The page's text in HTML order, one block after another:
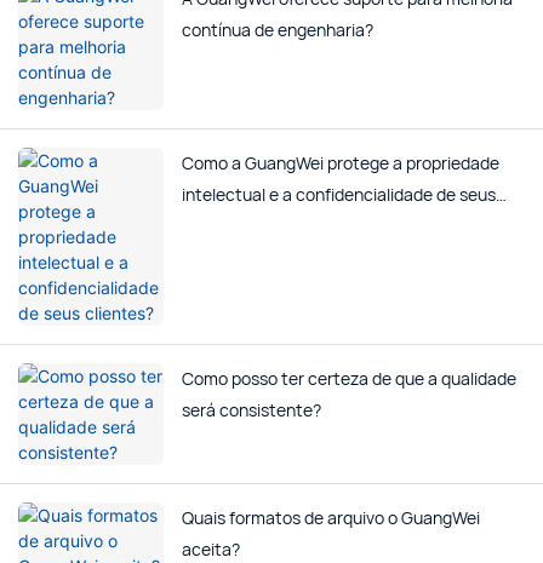
contínua de engenharia?
Como a GuangWei protege a propriedade
intelectual e a confidencialidade de seus
Como posso ter certeza de que a qualidade
será consistente?
Quais formatos de arquivo o GuangWei
aceita?